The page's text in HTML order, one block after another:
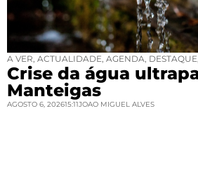
A VER, ACTUALIDADE, AGENDA, DESTAQUE,
Crise da água
Manteigas
AGOSTO 6, 202615:11JOAO MIGUEL ALVES